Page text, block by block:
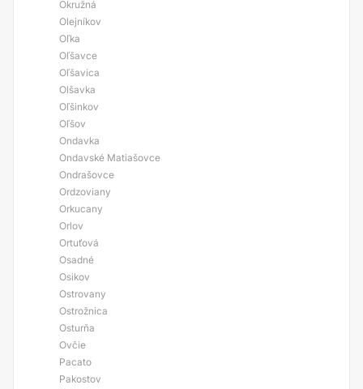
Okružná
Olejníkov
Oľka
Oľšavce
Oľšavica
Olšavka
Oľšinkov
Oľšov
Ondavka
Ondavské Matiašovce
Ondrašovce
Ordzoviany
Orkucany
Orlov
Ortuťová
Osadné
Osikov
Ostrovany
Ostrožnica
Osturňa
Ovčie
Pacato
Pakostov